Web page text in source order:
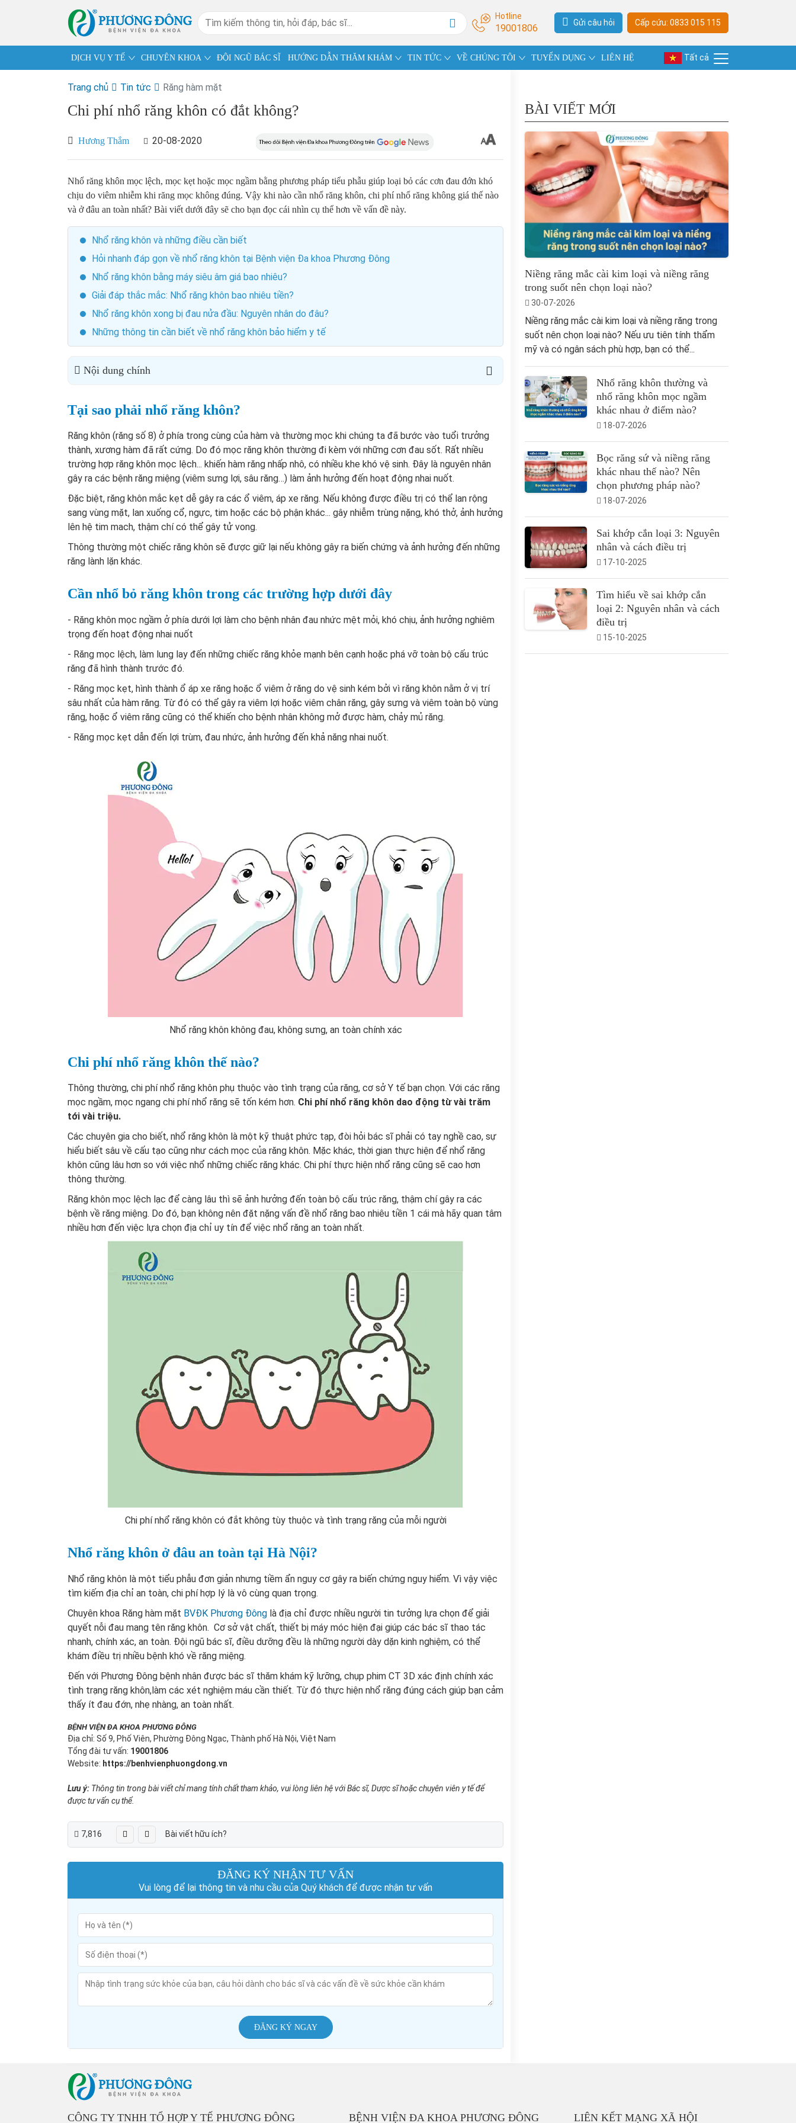
Hotline
19001806 Gửi câu hỏi Cấp cứu: 0833 015 115
DỊCH VỤ Y TẾ CHUYÊN KHOA ĐỘI NGŨ BÁC SĨ HƯỚNG DẪN THĂM KHÁM TIN TỨC VỀ CHÚNG TÔI TUYỂN DỤNG LIÊN HỆ Tất cả
Trang chủ Tin tức Răng hàm mặt
Chi phí nhổ răng khôn có đắt không?
Hương Thắm 20-08-2020
Nhổ răng khôn mọc lệch, mọc kẹt hoặc mọc ngầm bằng phương pháp tiểu phẫu giúp loại bỏ các cơn đau đớn khó
chịu do viêm nhiễm khi răng mọc không đúng. Vậy khi nào cần nhổ răng khôn, chi phí nhổ răng không giá thế nào
và ở đâu an toàn nhất? Bài viết dưới đây sẽ cho bạn đọc cái nhìn cụ thể hơn về vấn đề này.
Nhổ răng khôn và những điều cần biết
Hỏi nhanh đáp gọn về nhổ răng khôn tại Bệnh viện Đa khoa Phương Đông
Nhổ răng khôn bằng máy siêu âm giá bao nhiêu?
Giải đáp thắc mắc: Nhổ răng khôn bao nhiêu tiền?
Nhổ răng khôn xong bị đau nửa đầu: Nguyên nhân do đâu?
Những thông tin cần biết về nhổ răng khôn bảo hiểm y tế
Nội dung chính
Tại sao phải nhổ răng khôn?
Răng khôn (răng số 8) ở phía trong cùng của hàm và thường mọc khi chúng ta đã bước vào tuổi trưởng
thành, xương hàm đã rất cứng. Do đó mọc răng khôn thường đi kèm với những cơn đau sốt. Rất nhiều
trường hợp răng khôn mọc lệch... khiến hàm răng nhấp nhô, có nhiều khe khó vệ sinh. Đây là nguyên nhân
gây ra các bệnh răng miệng (viêm sưng lợi, sâu răng…) làm ảnh hưởng đến hoạt động nhai nuốt.
Đặc biệt, răng khôn mắc kẹt dễ gây ra các ổ viêm, áp xe răng. Nếu không được điều trị có thể lan rộng
sang vùng mặt, lan xuống cổ, ngực, tim hoặc các bộ phận khác... gây nhiễm trùng nặng, khó thở, ảnh hưởng
lên hệ tim mach, thậm chí có thể gây tử vong.
Thông thường một chiếc răng khôn sẽ được giữ lại nếu không gây ra biến chứng và ảnh hưởng đến những
răng lành lặn khác.
Cần nhổ bỏ răng khôn trong các trường hợp dưới đây
- Răng khôn mọc ngầm ở phía dưới lợi làm cho bệnh nhân đau nhức mệt mỏi, khó chịu, ảnh hưởng nghiêm
trọng đến hoạt động nhai nuốt
- Răng mọc lệch, làm lung lay đến những chiếc răng khỏe mạnh bên cạnh hoặc phá vỡ toàn bộ cấu trúc
răng đã hình thành trước đó.
- Răng mọc kẹt, hình thành ổ áp xe răng hoặc ổ viêm ở răng do vệ sinh kém bởi vì răng khôn nằm ở vị trí
sâu nhất của hàm răng. Từ đó có thể gây ra viêm lợi hoặc viêm chân răng, gây sưng và viêm toàn bộ vùng
răng, hoặc ổ viêm răng cũng có thể khiến cho bệnh nhân không mở được hàm, chảy mủ răng.
- Răng mọc kẹt dẫn đến lợi trùm, đau nhức, ảnh hưởng đến khả năng nhai nuốt.
Nhổ răng khôn không đau, không sưng, an toàn chính xác
Chi phí nhổ răng khôn thế nào?
Thông thường, chi phí nhổ răng khôn phụ thuộc vào tình trạng của răng, cơ sở Y tế bạn chọn. Với các răng
mọc ngầm, mọc ngang chi phí nhổ răng sẽ tốn kém hơn. Chi phí nhổ răng khôn dao động từ vài trăm
tới vài triệu.
Các chuyên gia cho biết, nhổ răng khôn là một kỹ thuật phức tạp, đòi hỏi bác sĩ phải có tay nghề cao, sự
hiểu biết sâu về cấu tạo cũng như cách mọc của răng khôn. Mặc khác, thời gian thực hiện để nhổ răng
khôn cũng lâu hơn so với việc nhổ những chiếc răng khác. Chi phí thực hiện nhổ răng cũng sẽ cao hơn
thông thường.
Răng khôn mọc lệch lạc để càng lâu thì sẽ ảnh hưởng đến toàn bộ cấu trúc răng, thậm chí gây ra các
bệnh về răng miệng. Do đó, bạn không nên đặt nặng vấn đề nhổ răng bao nhiêu tiền 1 cái mà hãy quan tâm
nhiều hơn đến việc lựa chọn địa chỉ uy tín để việc nhổ răng an toàn nhất.
Chi phí nhổ răng khôn có đắt không tùy thuộc và tình trạng răng của mỗi người
Nhổ răng khôn ở đâu an toàn tại Hà Nội?
Nhổ răng khôn là một tiểu phẫu đơn giản nhưng tiềm ẩn nguy cơ gây ra biến chứng nguy hiểm. Vì vậy việc
tìm kiếm địa chỉ an toàn, chi phí hợp lý là vô cùng quan trọng.
Chuyên khoa Răng hàm mặt BVĐK Phương Đông là địa chỉ được nhiều người tin tưởng lựa chọn để giải
quyết nỗi đau mang tên răng khôn. Cơ sở vật chất, thiết bị máy móc hiện đại giúp các bác sĩ thao tác
nhanh, chính xác, an toàn. Đội ngũ bác sĩ, điều dưỡng đều là những người dày dặn kinh nghiệm, có thể
khám điều trị nhiều bệnh khó về răng miệng.
Đến với Phương Đông bệnh nhân được bác sĩ thăm khám kỹ lưỡng, chụp phim CT 3D xác định chính xác
tình trạng răng khôn,làm các xét nghiệm máu cần thiết. Từ đó thực hiện nhổ răng đúng cách giúp bạn cảm
thấy ít đau đớn, nhẹ nhàng, an toàn nhất.
BỆNH VIỆN ĐA KHOA PHƯƠNG ĐÔNG
Địa chỉ: Số 9, Phố Viên, Phường Đông Ngạc, Thành phố Hà Nội, Việt Nam
Tổng đài tư vấn: 19001806
Website: https://benhvienphuongdong.vn
Lưu ý: Thông tin trong bài viết chỉ mang tính chất tham khảo, vui lòng liên hệ với Bác sĩ, Dược sĩ hoặc chuyên viên y tế để
được tư vấn cụ thể.
7,816 Bài viết hữu ích?
ĐĂNG KÝ NHẬN TƯ VẤN
Vui lòng để lại thông tin và nhu cầu của Quý khách để được nhận tư vấn
ĐĂNG KÝ NGAY
BÀI VIẾT MỚI
Niềng răng mắc cài kim loại và niềng răng
trong suốt nên chọn loại nào?
30-07-2026
Niềng răng mắc cài kim loại và niềng răng trong
suốt nên chọn loại nào? Nếu ưu tiên tính thẩm
mỹ và có ngân sách phù hợp, bạn có thể...
Nhổ răng khôn thường và
nhổ răng khôn mọc ngầm
khác nhau ở điểm nào?
18-07-2026
Bọc răng sứ và niềng răng
khác nhau thế nào? Nên
chọn phương pháp nào?
18-07-2026
Sai khớp cắn loại 3: Nguyên
nhân và cách điều trị
17-10-2025
Tìm hiểu về sai khớp cắn
loại 2: Nguyên nhân và cách
điều trị
15-10-2025
CÔNG TY TNHH TỔ HỢP Y TẾ PHƯƠNG ĐÔNG BỆNH VIỆN ĐA KHOA PHƯƠNG ĐÔNG LIÊN KẾT MẠNG XÃ HỘI